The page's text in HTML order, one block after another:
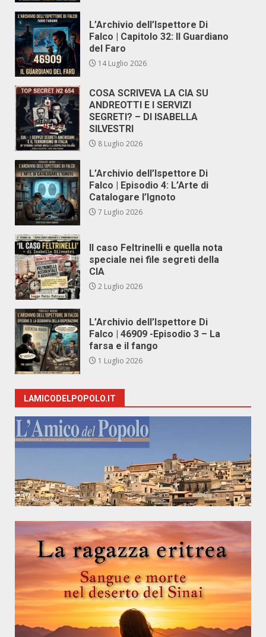
L’Archivio dell’Ispettore Di
Falco | Capitolo 32: Il Guardiano
del Faro
14 Luglio 2026
COSA SCRIVEVA LA CIA SU
ANDREOTTI E I SERVIZI
SEGRETI? – DI ISABELLA
SILVESTRI
8 Luglio 2026
L’Archivio dell’Ispettore Di
Falco | Episodio 4: L’Arte di
Catalogare l’Ignoto
7 Luglio 2026
Il caso Feltrinelli e quella nota
speciale nei file segreti della
CIA
2 Luglio 2026
L’Archivio dell’Ispettore Di
Falco | 46909 -Episodio 3 – La
farsa e il fango
1 Luglio 2026
LAMICODELPOPOLO.IT